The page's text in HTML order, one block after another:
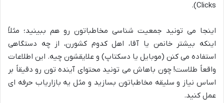
Clicks).
اینجا می تونید جمعیت شناسی مخاطباتون رو هم ببینید؛ مثلاً
اینکه بیشتر خانمن یا آقا، اهل کدوم کشورن، از چه دستگاهی
استفاده می کنن (موبایل یا دسکتاپ) و علایقشون چیه. این اطلاعات
واقعاً طلاست! چون باهاش می تونید محتوای آینده تون رو دقیقاً بر
اساس نیاز و سلیقه مخاطباتون بسازید و مثل یه بازاریاب حرفه ای
عمل کنید.